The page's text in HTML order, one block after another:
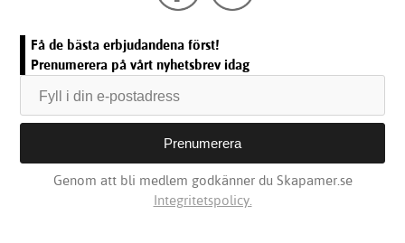
Få de bästa erbjudandena först!
Prenumerera på vårt nyhetsbrev idag
Genom att bli medlem godkänner du Skapamer.se
Integritetspolicy.